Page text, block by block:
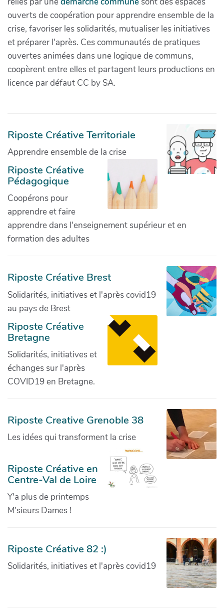
ouverts de coopération pour apprendre ensemble de la
crise, favoriser les solidarités, mutualiser les initiatives
et préparer l'après. Ces communautés de pratiques
ouvertes animées dans une logique de communs,
coopèrent entre elles et partagent leurs productions en
licence par défaut CC by SA.
Riposte Créative Territoriale
Apprendre ensemble de la crise
Riposte Créative
Pédagogique
Coopérons pour
apprendre et faire
apprendre dans l'enseignement supérieur et en
formation des adultes
Riposte Créative Brest
Solidarités, initiatives et l'après covid19
au pays de Brest
Riposte Créative
Bretagne
Solidarités, initiatives et
échanges sur l'après
COVID19 en Bretagne.
Riposte Creative Grenoble 38
Les idées qui transforment la crise
Riposte Créative en
Centre-Val de Loire
Y'a plus de printemps
M'sieurs Dames !
Riposte Créative 82 :)
Solidarités, initiatives et l'après covid19